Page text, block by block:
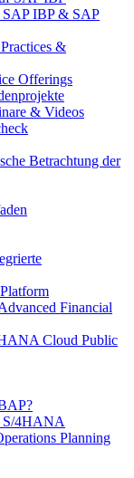
SAP IBP & SAP
&
Offerings
& Videos
Betrachtung der
Financial
Cloud Public
S/4HANA
Planning